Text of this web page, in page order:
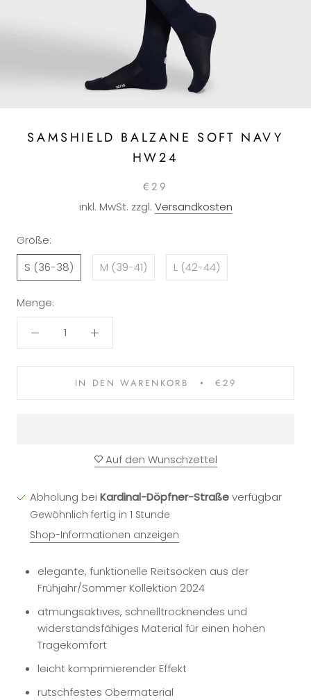
SAMSHIELD BALZANE SOFT NAVY
HW24
€29
inkl. MwSt. zzgl. Versandkosten
Größe:
S (36-38)
M (39-41) L (42-44)
Menge:
IN DEN WARENKORB €29
Auf den Wunschzettel
Abholung bei Kardinal-Döpfner-Straßeverfügbar
Gewöhnlich fertig in 1 Stunde
Shop-Informationen anzeigen
elegante, funktionelle Reitsocken aus der
Frühjahr/Sommer Kollektion 2024
atmungsaktives, schnelltrocknendes und
widerstandsfähiges Material für einen hohen
Tragekomfort
leicht komprimierender Effekt
rutschfestes Obermaterial